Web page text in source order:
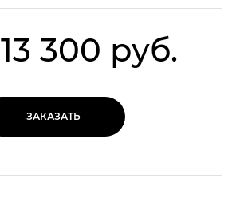
13 300 руб.
ЗАКАЗАТЬ